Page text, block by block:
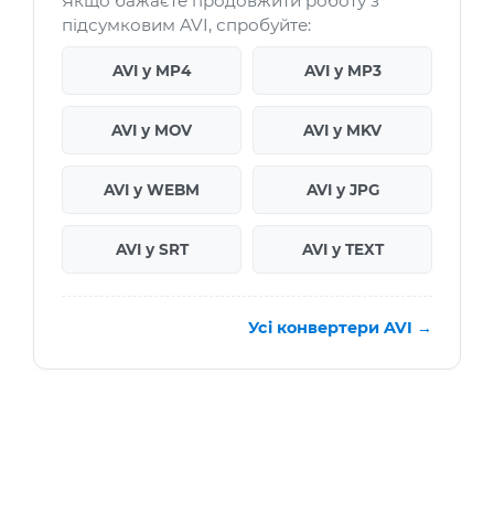
підсумковим AVI, спробуйте:
AVI у MP4 AVI у MP3
AVI у MOV AVI у MKV
AVI у WEBM AVI у JPG
AVI у SRT AVI у TEXT
Усі конвертери AVI →